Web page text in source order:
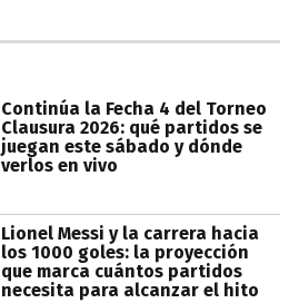
Continúa la Fecha 4 del Torneo
Clausura 2026: qué partidos se
juegan este sábado y dónde
verlos en vivo
Lionel Messi y la carrera hacia
los 1000 goles: la proyección
que marca cuántos partidos
necesita para alcanzar el hito